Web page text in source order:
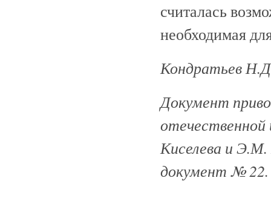
считалась
необходимая
Кондратьев
Документ
Киселева и
документ № 22.